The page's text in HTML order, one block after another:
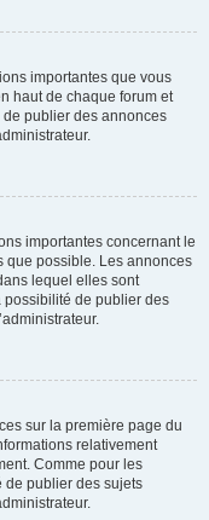
importantes que vous
haut de chaque forum et
de publier des annonces
importantes concernant le
que possible. Les annonces
lequel elles sont
de publier des
sur la première page du
relativement
Comme pour les
de publier des sujets